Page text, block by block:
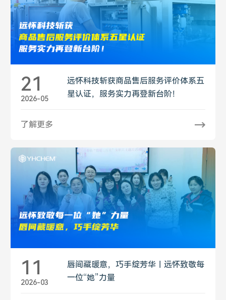
21
2026-05
远怀科技斩获商品售后服务评价体系五
星认证，服务实力再登新台阶！
了解更多
11
2026-03
唇间藏暖意，巧手绽芳华｜远怀致敬每
一位“她”力量